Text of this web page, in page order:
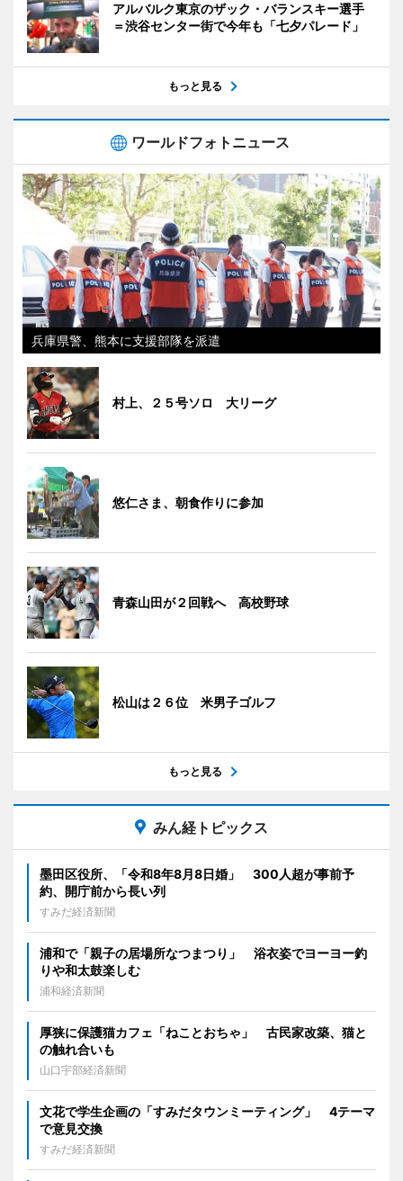
アルバルク東京のザック・バランスキー選手
＝渋谷センター街で今年も「七夕パレード」
もっと見る
ワールドフォトニュース
兵庫県警、熊本に支援部隊を派遣
村上、２５号ソロ 大リーグ
悠仁さま、朝食作りに参加
青森山田が２回戦へ 高校野球
松山は２６位 米男子ゴルフ
もっと見る
みん経トピックス
墨田区役所、「令和8年8月8日婚」 300人超が事前予
約、開庁前から長い列
すみだ経済新聞
浦和で「親子の居場所なつまつり」 浴衣姿でヨーヨー釣
りや和太鼓楽しむ
浦和経済新聞
厚狭に保護猫カフェ「ねことおちゃ」 古民家改築、猫と
の触れ合いも
山口宇部経済新聞
文花で学生企画の「すみだタウンミーティング」 4テーマ
で意見交換
すみだ経済新聞